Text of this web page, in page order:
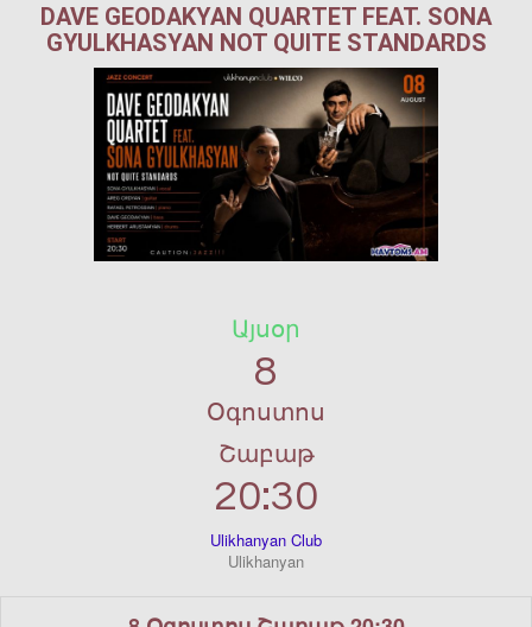
DAVE GEODAKYAN QUARTET FEAT. SONA
GYULKHASYAN NOT QUITE STANDARDS
Այսօր
8
Օգոստոս
Շաբաթ
20:30
Ulikhanyan Club
Ulikhanyan